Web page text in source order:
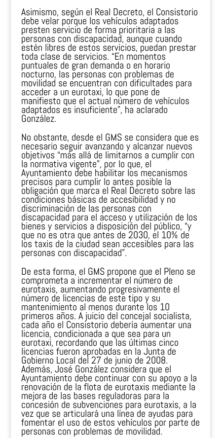
Asimismo, según el Real Decreto, el Consistorio
debe velar porque los vehículos adaptados
presten servicio de forma prioritaria a las
personas con discapacidad, aunque cuando
estén libres de estos servicios, puedan prestar
toda clase de servicios. “En momentos
puntuales de gran demanda o en horario
nocturno, las personas con problemas de
movilidad se encuentran con dificultades para
acceder a un eurotaxi, lo que pone de
manifiesto que el actual número de vehículos
adaptados es insuficiente”, ha aclarado
González.
No obstante, desde el GMS se considera que es
necesario seguir avanzando y alcanzar nuevos
objetivos “más allá de limitarnos a cumplir con
la normativa vigente”, por lo que, el
Ayuntamiento debe habilitar los mecanismos
precisos para cumplir lo antes posible la
obligación que marca el Real Decreto sobre las
condiciones básicas de accesibilidad y no
discriminación de las personas con
discapacidad para el acceso y utilización de los
bienes y servicios a disposición del público, “y
que no es otra que antes de 2030, el 10% de
los taxis de la ciudad sean accesibles para las
personas con discapacidad”.
De esta forma, el GMS propone que el Pleno se
comprometa a incrementar el número de
eurotaxis, aumentando progresivamente el
número de licencias de este tipo y su
mantenimiento al menos durante los 10
primeros años. A juicio del concejal socialista,
cada año el Consistorio debería aumentar una
licencia, condicionada a que sea para un
eurotaxi, recordando que las últimas cinco
licencias fueron aprobadas en la Junta de
Gobierno Local del 27 de junio de 2008.
Además, José González considera que el
Ayuntamiento debe continuar con su apoyo a la
renovación de la flota de eurotaxis mediante la
mejora de las bases reguladoras para la
concesión de subvenciones para eurotaxis, a la
vez que se articulará una línea de ayudas para
fomentar el uso de estos vehículos por parte de
personas con problemas de movilidad.